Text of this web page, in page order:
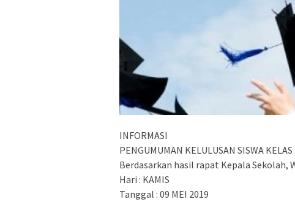
INFORMASI
PENGUMUMAN KELULUSAN SISWA
Berdasarkan hasil rapat Kepala Sekolah,
Hari : KAMIS
Tanggal : 09 MEI 2019